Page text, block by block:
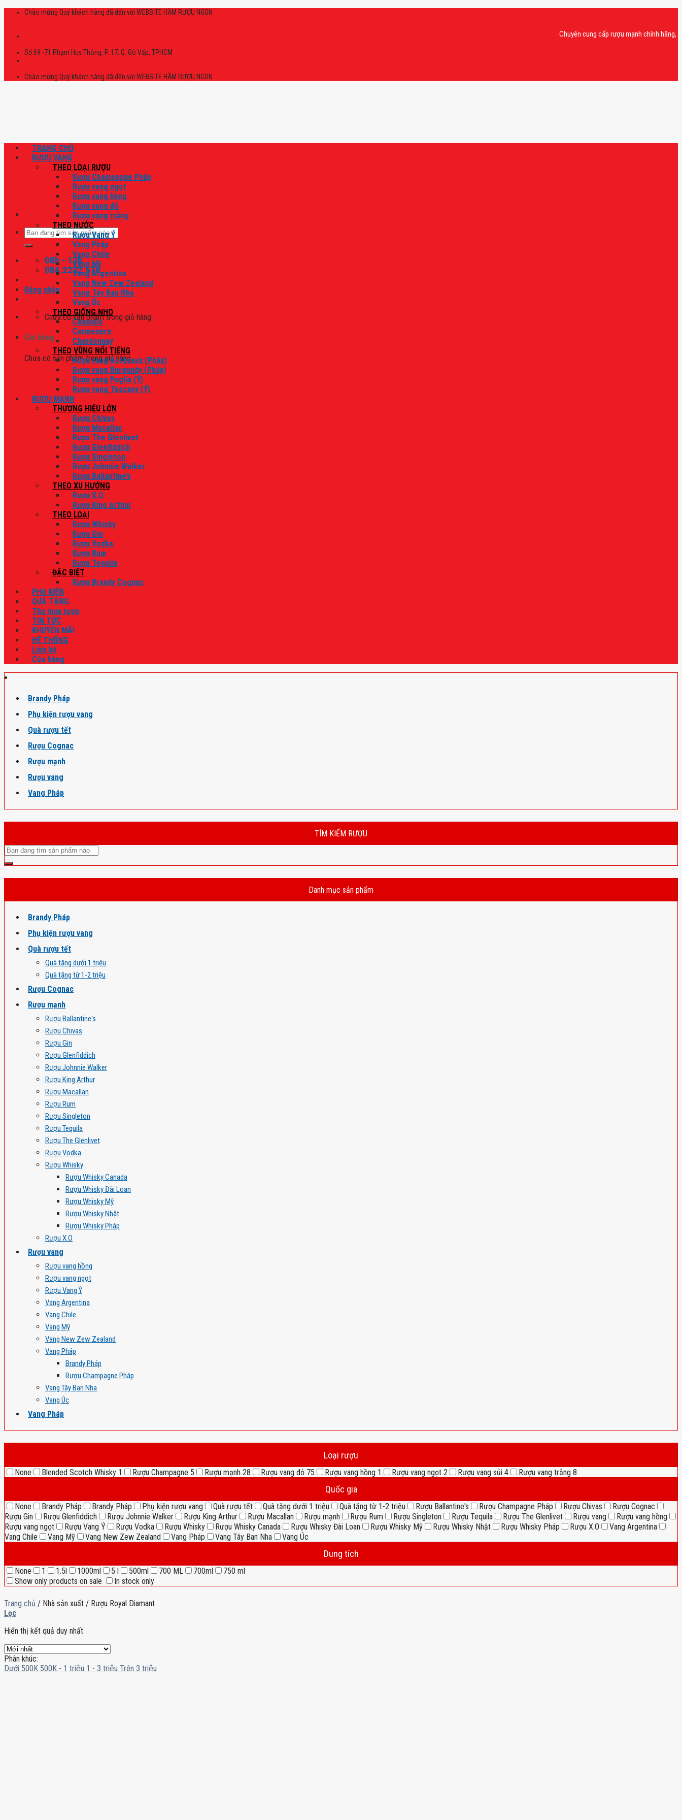
Skip
Chào mừng Quý khách hàng đã đến với WEBSITE HẦM RƯỢU NGON
Chuyên cung cấp rượu mạnh chính hãng, rượu
Số 69 -71 Phạm Huy Thông, P. 17, Q. Gò Vấp, TPHCM
Chào mừng Quý khách hàng đã đến với WEBSITE HẦM RƯỢU NGON
Tìm
kiếm:
08h - 17h
084.2222.678
Đăng nhập
Chưa có sản phẩm trong giỏ hàng.
Giỏ hàng
Chưa có sản phẩm trong giỏ hàng.
TRANG CHỦ
RƯỢU VANG
THEO LOẠI RƯỢU
Rượu Champagne Pháp
Rượu vang ngọt
Rượu vang hồng
Rượu vang đỏ
Rượu vang trắng
THEO NƯỚC
Rượu Vang Ý
Vang Pháp
Vang Chile
Vang Mỹ
Vang Argentina
Vang New Zew Zealand
Vang Tây Ban Nha
Vang Úc
THEO GIỐNG NHO
Canaiolo
Carmenere
Chardonnay
THEO VÙNG NỔI TIẾNG
Rượu vang Bordeaux (Pháp)
Rượu vang Burgundy (Pháp)
Rượu vang Puglia (Ý)
Rượu vang Tuscany (Ý)
RƯỢU MẠNH
THƯƠNG HIỆU LỚN
Rượu Chivas
Rượu Macallan
Rượu The Glenlivet
Rượu Glenfiddich
Rượu Singleton
Rượu Johnnie Walker
Rượu Ballantine’s
THEO XU HƯỚNG
Rượu X.O
Rượu King Arthur
THEO LOẠI
Rượu Whisky
Rượu Gin
Rượu Vodka
Rượu Rum
Rượu Tequila
ĐẶC BIỆT
Rượu Brandy Cognac
PHỤ KIỆN
QUÀ TẶNG
Thu mua rượu
TIN TỨC
KHUYẾN MÃI
HỆ THỐNG
Liên hệ
Cửa hàng
Brandy Pháp
Phụ kiện rượu vang
Quà rượu tết
Rượu Cognac
Rượu mạnh
Rượu vang
Vang Pháp
TÌM KIẾM RƯỢU
Danh mục sản phẩm
Brandy Pháp
Phụ kiện rượu vang
Quà rượu tết
Quà tặng dưới 1 triệu
Quà tặng từ 1-2 triệu
Rượu Cognac
Rượu mạnh
Rượu Ballantine's
Rượu Chivas
Rượu Gin
Rượu Glenfiddich
Rượu Johnnie Walker
Rượu King Arthur
Rượu Macallan
Rượu Rum
Rượu Singleton
Rượu Tequila
Rượu The Glenlivet
Rượu Vodka
Rượu Whisky
Rượu Whisky Canada
Rượu Whisky Đài Loan
Rượu Whisky Mỹ
Rượu Whisky Nhật
Rượu Whisky Pháp
Rượu X.O
Rượu vang
Rượu vang hồng
Rượu vang ngọt
Rượu Vang Ý
Vang Argentina
Vang Chile
Vang Mỹ
Vang New Zew Zealand
Vang Pháp
Brandy Pháp
Rượu Champagne Pháp
Vang Tây Ban Nha
Vang Úc
Vang Pháp
Loại rượu
None Blended Scotch Whisky 1 Rượu Champagne 5 Rượu mạnh 28 Rượu vang đỏ 75 Rượu vang hồng 1 Rượu vang ngọt 2 Rượu vang sủi 4 Rượu vang trắng 8
Quốc gia
None Brandy Pháp Brandy Pháp Phụ kiện rượu vang Quà rượu tết Quà tặng dưới 1 triệu Quà tặng từ 1-2 triệu Rượu Ballantine's Rượu Champagne Pháp Rượu Chivas
Rượu Cognac
Rượu Gin
Rượu Glenfiddich Rượu Johnnie Walker Rượu King Arthur Rượu Macallan Rượu mạnh Rượu Rum Rượu Singleton Rượu Tequila Rượu The Glenlivet Rượu vang
Rượu vang hồng
Rượu vang ngọt
Rượu Vang Ý Rượu Vodka Rượu Whisky Rượu Whisky Canada Rượu Whisky Đài Loan Rượu Whisky Mỹ Rượu Whisky Nhật Rượu Whisky Pháp Rượu X.O
Vang Argentina
Vang Chile
Vang Mỹ Vang New Zew Zealand Vang Pháp Vang Tây Ban Nha Vang Úc
Dung tích
None 1 1.5l 1000ml 5 l 500ml 700 ML 700ml
750 ml
Show only products on sale
In stock only
Trang chủ / Nhà sản xuất / Rượu Royal Diamant
Lọc
Hiển thị kết quả duy nhất
Phân khúc:
Dưới 500K 500K - 1 triệu 1 - 3 triệu Trên 3 triệu